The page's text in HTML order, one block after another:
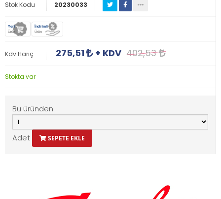
Stok Kodu 20230033
Yeni
Ürün
İndirimli
Ürün
Kdv Hariç 275,51 + KDV 402,53
Stokta var
Bu üründen
Adet SEPETE EKLE